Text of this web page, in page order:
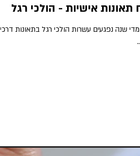
תאונות אישיות - הולכי רגל
מדי שנה נפגעים עשרות הולכי רגל בתאונות